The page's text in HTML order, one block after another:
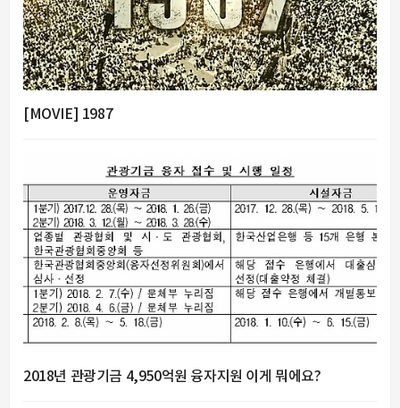
[MOVIE] 1987
2018년 관광기금 4,950억원 융자지원 이게 뭐에요?